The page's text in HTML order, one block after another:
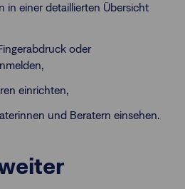
in einer detaillierten Übersicht
oder
einrichten,
und Beratern einsehen.